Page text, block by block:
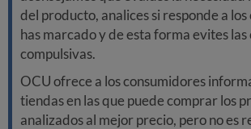
del producto, analices si responde a
has marcado y de esta forma evites las
compulsivas.
OCU ofrece a los consumidores
tiendas en las que puede comprar los
analizados al mejor precio, pero no es